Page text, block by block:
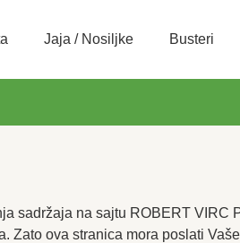
Jaja / Nosiljke Busteri
sadržaja na sajtu ROBERT VIRC
Zato ova stranica mora poslati